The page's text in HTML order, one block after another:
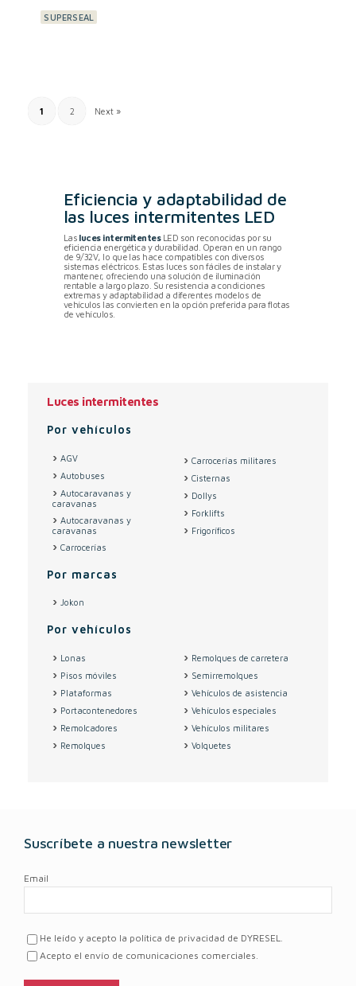
Luces intermitentes
Por vehículos
AGV
Autobuses
Autocaravanas y
caravanas
Autocaravanas y
caravanas
Carrocerías
Carrocerías militares
Cisternas
Dollys
Forklifts
Frigoríficos
Por marcas
Jokon
Por vehículos
Lonas
Pisos móviles
Plataformas
Portacontenedores
Remolcadores
Remolques
Remolques de carretera
Semirremolques
Vehículos de asistencia
Vehículos especiales
Vehículos militares
Volquetes
SUPERSEAL
1 2 Next »
Eficiencia y adaptabilidad de
las luces intermitentes LED
Las luces intermitentesLED son reconocidas por su
eficiencia energética y durabilidad. Operan en un rango
de 9/32V, lo que las hace compatibles con diversos
sistemas eléctricos. Estas luces son fáciles de instalar y
mantener, ofreciendo una solución de iluminación
rentable a largo plazo. Su resistencia a condiciones
extremas y adaptabilidad a diferentes modelos de
vehículos las convierten en la opción preferida para flotas
de vehículos.
Suscríbete a nuestra newsletter
Email
He leído y acepto la política de privacidad de DYRESEL.
Acepto el envío de comunicaciones comerciales.